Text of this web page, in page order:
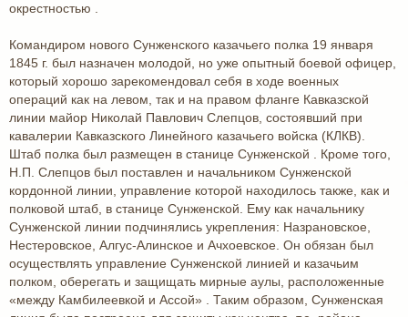
окрестностью .
Командиром нового Сунженского казачьего полка 19 января
1845 г. был назначен молодой, но уже опытный боевой офицер,
который хорошо зарекомендовал себя в ходе военных
операций как на левом, так и на правом фланге Кавказской
линии майор Николай Павлович Слепцов, состоявший при
кавалерии Кавказского Линейного казачьего войска (КЛКВ).
Штаб полка был размещен в станице Сунженской . Кроме того,
Н.П. Слепцов был поставлен и начальником Сунженской
кордонной линии, управление которой находилось также, как и
полковой штаб, в станице Сунженской. Ему как начальнику
Сунженской линии подчинялись укрепления: Назрановское,
Нестеровское, Алгус-Алинское и Ачхоевское. Он обязан был
осуществлять управление Сунженской линией и казачьим
полком, оберегать и защищать мирные аулы, расположенные
«между Камбилеевкой и Ассой» . Таким образом, Сунженская